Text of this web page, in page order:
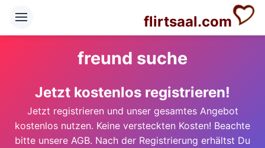
flirtsaal.com
freund suche
Jetzt kostenlos registrieren!
Jetzt registrieren und unser gesamtes Angebot
kostenlos nutzen. Keine versteckten Kosten! Beachte
bitte unsere AGB. Nach der Registrierung erhältst Du